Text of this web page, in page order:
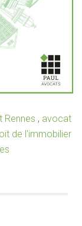
Rennes , avocat
de l'immobilier